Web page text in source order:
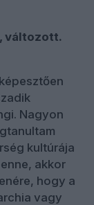
változott.
Nagyon
kultúrája
akkor
hogy a
vagy